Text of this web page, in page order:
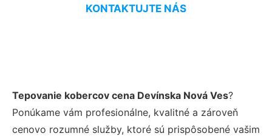
KONTAKTUJTE NÁS
Tepovanie kobercov cena Devínska Nová Ves?
Ponúkame vám profesionálne, kvalitné a zároveň
cenovo rozumné služby, ktoré sú prispôsobené vašim